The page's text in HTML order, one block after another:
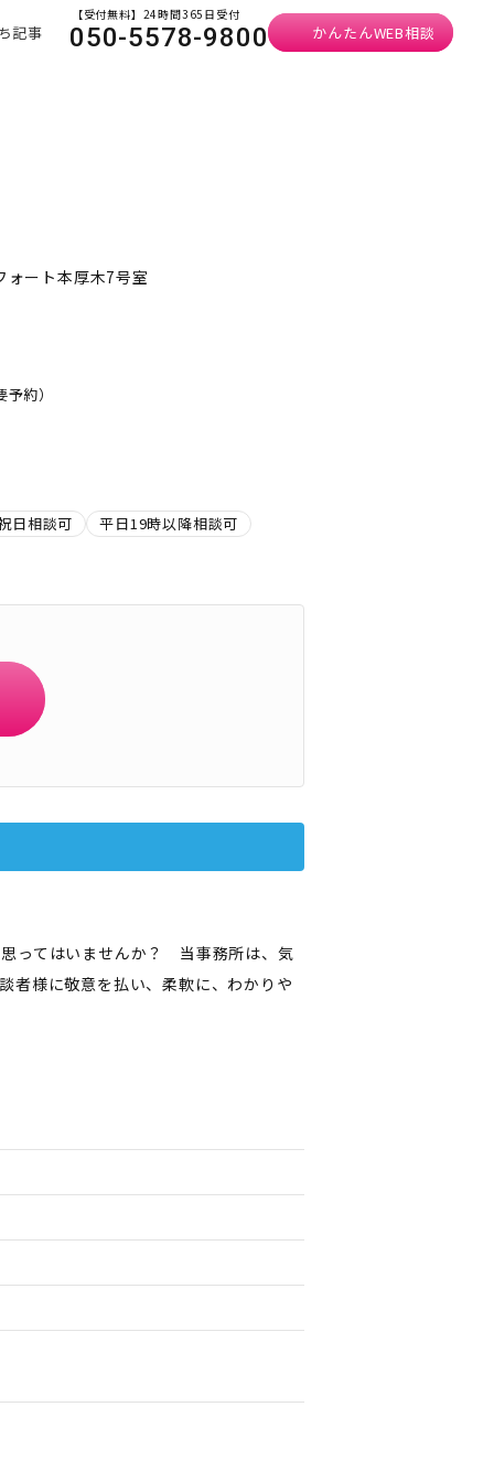
記事
【受付無料】24時間365日受付
050-5578-9800 かんたんWEB相談
ート本厚木7号室
約）
日相談可 平日19時以降相談可
ってはいませんか？ 当事務所は、気
者様に敬意を払い、柔軟に、わかりや